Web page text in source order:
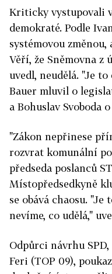
Kriticky vystupovali
demokraté. Podle
systémovou
Věří, že Sněmovna z
uvedl, neudělá. "Je
Bauer mluvil o
a Bohuslav Svoboda
"Zákon nepřinese
rozvrat komunální
předseda poslanců
Místopředsedkyně
se obává chaosu.
nevíme, co udělá,"
Odpůrci návrhu
Feri (TOP 09),